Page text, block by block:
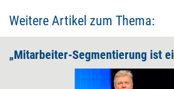
Weitere Artikel zum Thema: